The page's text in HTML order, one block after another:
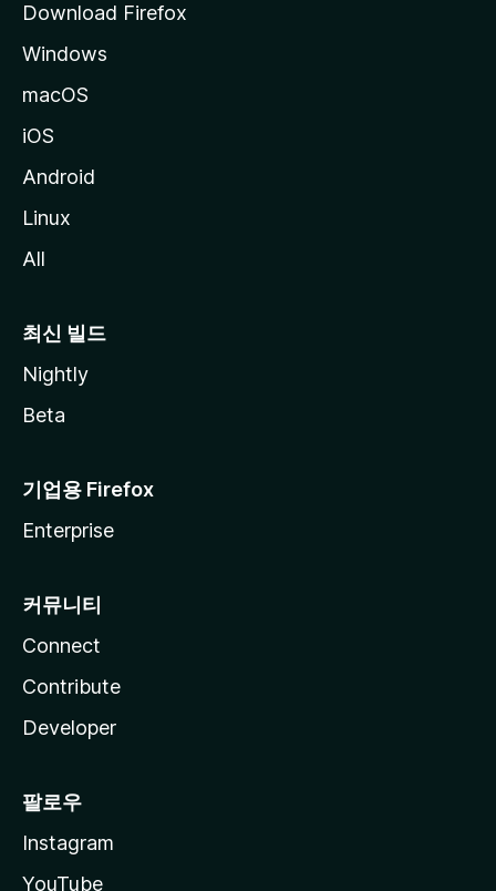
Download Firefox
Windows
macOS
iOS
Android
Linux
All
최신 빌드
Nightly
Beta
기업용 Firefox
Enterprise
커뮤니티
Connect
Contribute
Developer
팔로우
Instagram
YouTube